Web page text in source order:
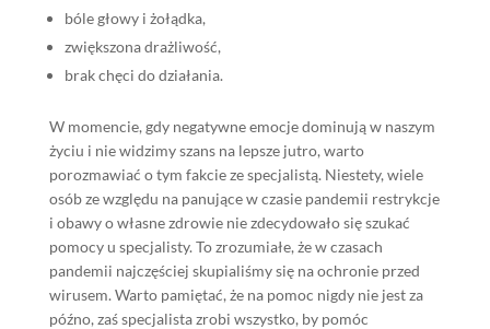
bóle głowy i żołądka,
zwiększona drażliwość,
brak chęci do działania.
W momencie, gdy negatywne emocje dominują w naszym
życiu i nie widzimy szans na lepsze jutro, warto
porozmawiać o tym fakcie ze specjalistą. Niestety, wiele
osób ze względu na panujące w czasie pandemii restrykcje
i obawy o własne zdrowie nie zdecydowało się szukać
pomocy u specjalisty. To zrozumiałe, że w czasach
pandemii najczęściej skupialiśmy się na ochronie przed
wirusem. Warto pamiętać, że na pomoc nigdy nie jest za
późno, zaś specjalista zrobi wszystko, by pomóc